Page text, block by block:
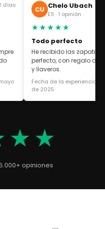
días CU Chelo Ubach
ES · 1 opinión
★★★★★
Todo perfecto
He recibido las
perfecto, con regalo de
y llaveros.
Fecha de la experiencia:
de 2025
opiniones